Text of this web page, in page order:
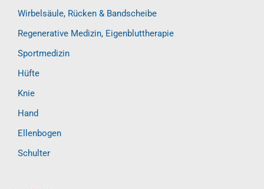
Wirbelsäule, Rücken & Bandscheibe
Regenerative Medizin, Eigenbluttherapie
Sportmedizin
Hüfte
Knie
Hand
Ellenbogen
Schulter